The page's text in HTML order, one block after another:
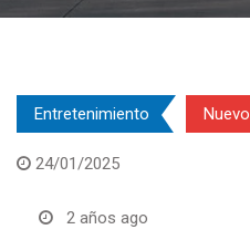
Entretenimiento Nuevo
24/01/2025
2 años ago